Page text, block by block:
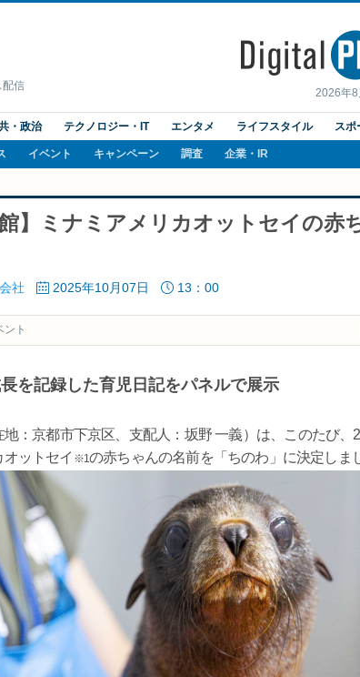
2026年8
配信
・政治 テクノロジー・IT エンタメ ライフスタイル スポ
イベント キャンペーン 調査 企業・IR
館】ミナミアメリカオットセイの赤
社 2025年10月07日 13：00
ント
を記録した育児日記をパネルで展示
：京都市下京区、支配人：坂野 一義）は、このたび、
ットセイ ※1の赤ちゃんの名前を「ちのわ」に決定しま